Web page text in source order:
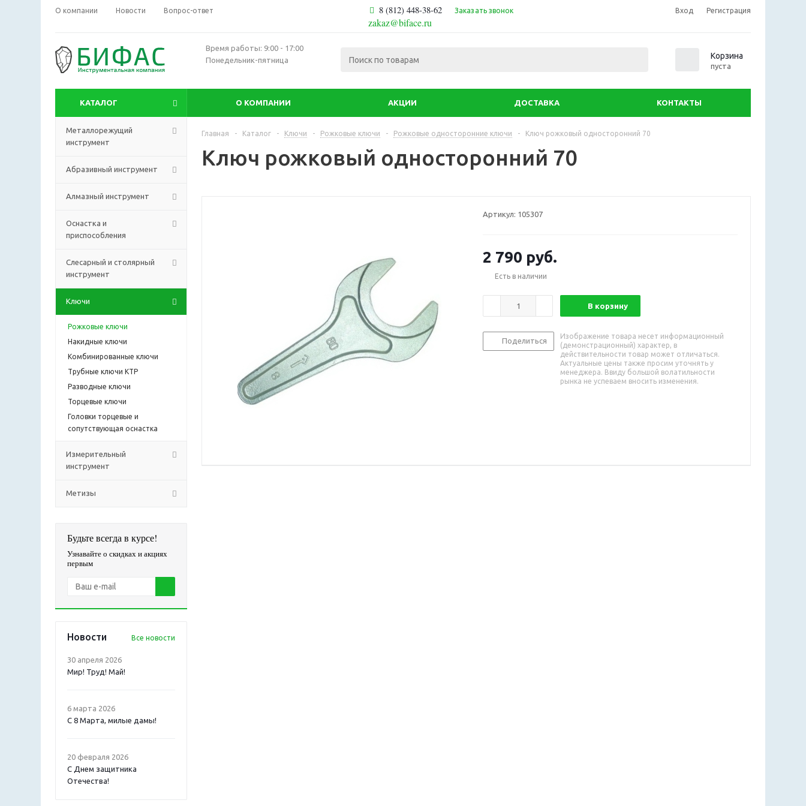
О компании Новости Вопрос-ответ 8 (812) 448-38-62 Заказать звонок
zakaz@biface.ru
Вход Регистрация
Время работы: 9:00 - 17:00
Понедельник-пятница
Корзина
пуста
КАТАЛОГ О КОМПАНИИ АКЦИИ ДОСТАВКА КОНТАКТЫ
Металлорежущий
инструмент
Абразивный инструмент
Алмазный инструмент
Оснастка и
приспособления
Слесарный и столярный
инструмент
Ключи
Рожковые ключи
Накидные ключи
Комбинированные ключи
Трубные ключи КТР
Разводные ключи
Торцевые ключи
Головки торцевые и
сопутствующая оснастка
Измерительный
инструмент
Метизы
Будьте всегда в курсе!
Узнавайте о скидках и акциях
первым
Новости Все новости
30 апреля 2026
Мир! Труд! Май!
6 марта 2026
С 8 Марта, милые дамы!
20 февраля 2026
С Днем защитника
Отечества!
Главная - Каталог - Ключи - Рожковые ключи - Рожковые односторонние ключи - Ключ рожковый односторонний 70
Ключ рожковый односторонний 70
Артикул: 105307
2 790 руб.
Есть в наличии
В корзину
Поделиться
Изображение товара несет информационный
(демонстрационный) характер, в
действительности товар может отличаться.
Актуальные цены также просим уточнять у
менеджера. Ввиду большой волатильности
рынка не успеваем вносить изменения.